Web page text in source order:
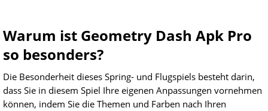
Warum ist Geometry Dash Apk Pro
so besonders?
Die Besonderheit dieses Spring- und Flugspiels besteht darin,
dass Sie in diesem Spiel Ihre eigenen Anpassungen vornehmen
können, indem Sie die Themen und Farben nach Ihren